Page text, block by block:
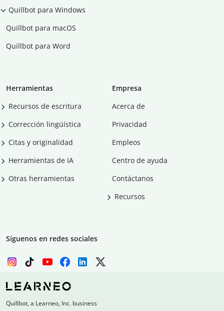
Quillbot para Windows
Quillbot para macOS
Quillbot para Word
Herramientas
Recursos de escritura
Corrección lingüística
Citas y originalidad
Herramientas de IA
Otras herramientas
Empresa
Acerca de
Privacidad
Empleos
Centro de ayuda
Contáctanos
Recursos
Síguenos en redes sociales
Quillbot, a Learneo, Inc. business